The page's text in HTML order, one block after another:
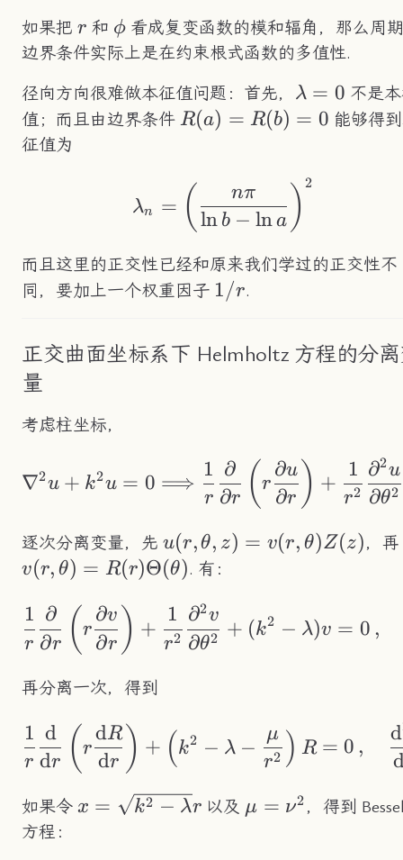
如果把 r
r 和 \phi
ϕ看成复变函数的模和辐角，那么周
边界条件实际上是在约束根式函数的多值性.
径向方向很难做本征值问题：首先， \lambda=0
λ = 0 不是
值；而且由边界条件 R(a)=R(b)=0
R(a) = R(b) = 0 能够得
征值为
λn = ( ln b − lna
nπ )
2
而且这里的正交性已经和原来我们学过的正交性不
同，要加上一个权重因子 1/r
1/r.
正交曲面坐标系下 Helmholtz 方程的分
量
考虑柱坐标，
∇2u + k2u = 0 ⟹
r
1
∂r
∂ (r
∂r
∂u ) +
r2
1
∂θ2
∂2u
逐次分离变量，先 u(r, θ, z) = v(r, θ)Z(z)，再
v(r, θ) = R(r)Θ(θ). 有：
r
1
∂r
∂ ( r
∂r
∂v ) +
r2
1
∂θ2
∂2v
+ (k2 − λ)v = 0 ,
再分离一次，得到
r
1
dr
d ( r
dr
dR ) + (k2 − λ −
r2
μ ) R = 0 ,
d
如果令 x=\sqrt{k^2-
x = k2 − λr 以及 \mu=\nu^2
μ = ν2 ，得到
方程：